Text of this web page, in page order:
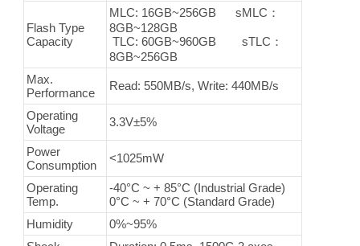
Flash Type
Capacity
MLC: 16GB~256GB sMLC：
8GB~128GB
TLC: 60GB~960GB sTLC：
8GB~256GB
Max.
Performance
Read: 550MB/s, Write: 440MB/s
Operating
Voltage
3.3V±5%
Power
Consumption
<1025mW
Operating
Temp.
-40°C ~ + 85°C (Industrial Grade)
0°C ~ + 70°C (Standard Grade)
Humidity
0%~95%